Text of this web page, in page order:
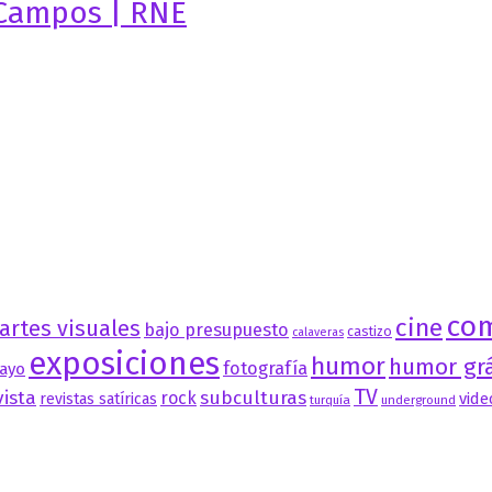
| RNE
artes visuales bajo presupuesto calaveras castizo cine
exposiciones fotografía humor humor
revistas satíricas rock subculturas turquía TV underground